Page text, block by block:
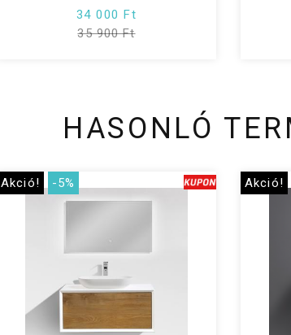
34 000 Ft
35 900 Ft
HASONLÓ
Akció! -5% Akció!